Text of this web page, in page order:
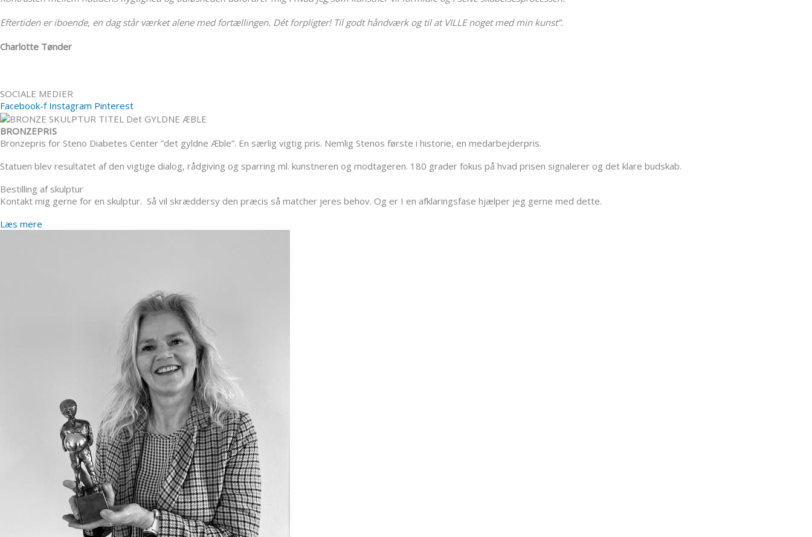
Eftertiden er iboende, en dag står værket alene med fortællingen. Dét forpligter! Til godt håndværk og til at VILLE noget med min kunst”.
Charlotte Tønder
SOCIALE MEDIER
Facebook-f Instagram Pinterest
BRONZEPRIS
Bronzepris for Steno Diabetes Center ”det gyldne Æble”. En særlig vigtig pris. Nemlig Stenos første i historie, en medarbejderpris.
Statuen blev resultatet af den vigtige dialog, rådgiving og sparring ml. kunstneren og modtageren. 180 grader fokus på hvad prisen signalerer og det klare budskab.
Bestilling af skulptur
Kontakt mig gerne for en skulptur. Så vil skræddersy den præcis så matcher jeres behov. Og er I en afklaringsfase hjælper jeg gerne med dette.
Læs mere